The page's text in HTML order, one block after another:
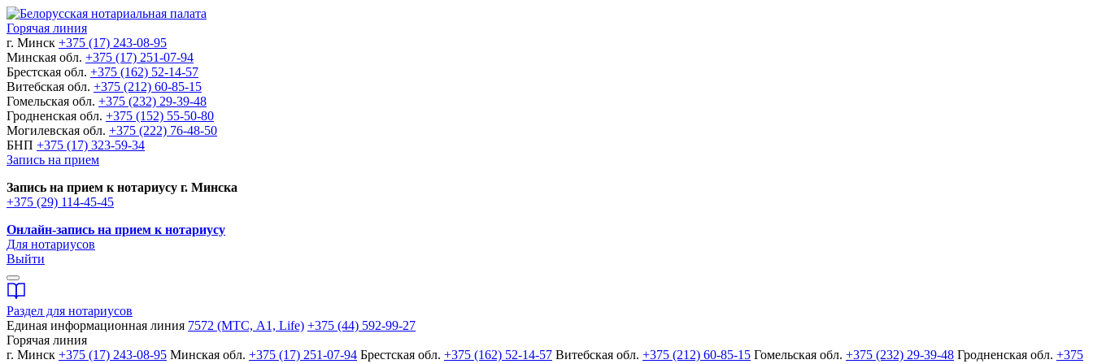
Горячая линия
г. Минск +375 (17) 243-08-95
Минская обл. +375 (17) 251-07-94
Брестская обл. +375 (162) 52-14-57
Витебская обл. +375 (212) 60-85-15
Гомельская обл. +375 (232) 29-39-48
Гродненская обл. +375 (152) 55-50-80
Могилевская обл. +375 (222) 76-48-50
БНП +375 (17) 323-59-34
Запись на прием
Запись на прием к нотариусу г. Минска
+375 (29) 114-45-45
Онлайн-запись на прием к нотариусу
Для нотариусов
Выйти
Раздел для нотариусов
Единая информационная линия 7572 (МТС, A1, Life) +375 (44) 592-99-27
Горячая линия
г. Минск +375 (17) 243-08-95 Минская обл. +375 (17) 251-07-94 Брестская обл. +375 (162) 52-14-57 Витебская обл. +375 (212) 60-85-15 Гомельская обл. +375 (232) 29-39-48 Гродненская обл. +375